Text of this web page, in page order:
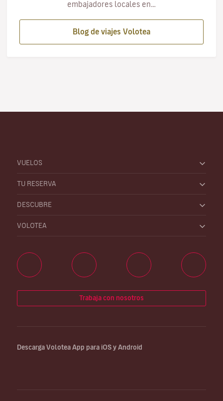
embajadores locales en…
Blog de viajes Volotea
VUELOS
TU RESERVA
DESCUBRE
VOLOTEA
Trabaja con nosotros
Descarga Volotea App para iOS y Android